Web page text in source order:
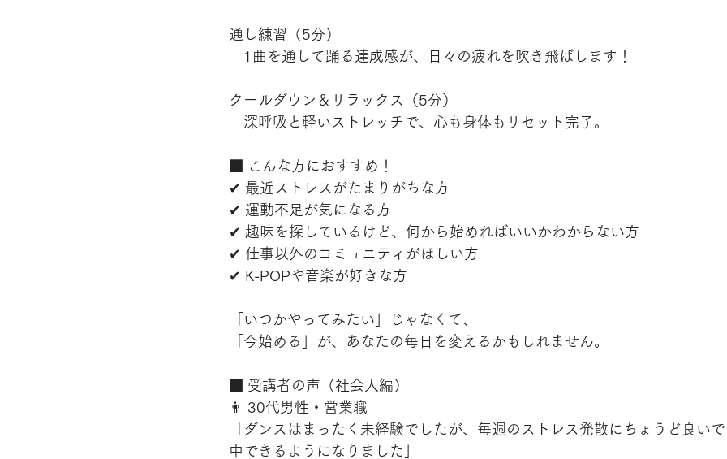
通し練習（5分）
1曲を通して踊る達成感が、日々の疲れを吹き飛ばします！
クールダウン＆リラックス（5分）
深呼吸と軽いストレッチで、心も身体もリセット完了。
■ こんな方におすすめ！
✔ 最近ストレスがたまりがちな方
✔ 運動不足が気になる方
✔ 趣味を探しているけど、何から始めればいいかわからない方
✔ 仕事以外のコミュニティがほしい方
✔ K-POPや音楽が好きな方
「いつかやってみたい」じゃなくて、
「今始める」が、あなたの毎日を変えるかもしれません。
■ 受講者の声（社会人編）
👨 30代男性・営業職
「ダンスはまったく未経験でしたが、毎週のストレス発散にちょうど良い
中できるようになりました」